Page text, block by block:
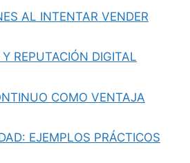
AL INTENTAR VENDER
REPUTACIÓN DIGITAL
COMO VENTAJA
EJEMPLOS PRÁCTICOS